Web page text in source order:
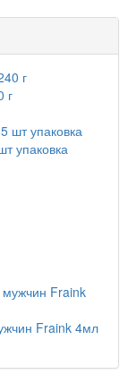
г
упаковка
Fraink 4мл